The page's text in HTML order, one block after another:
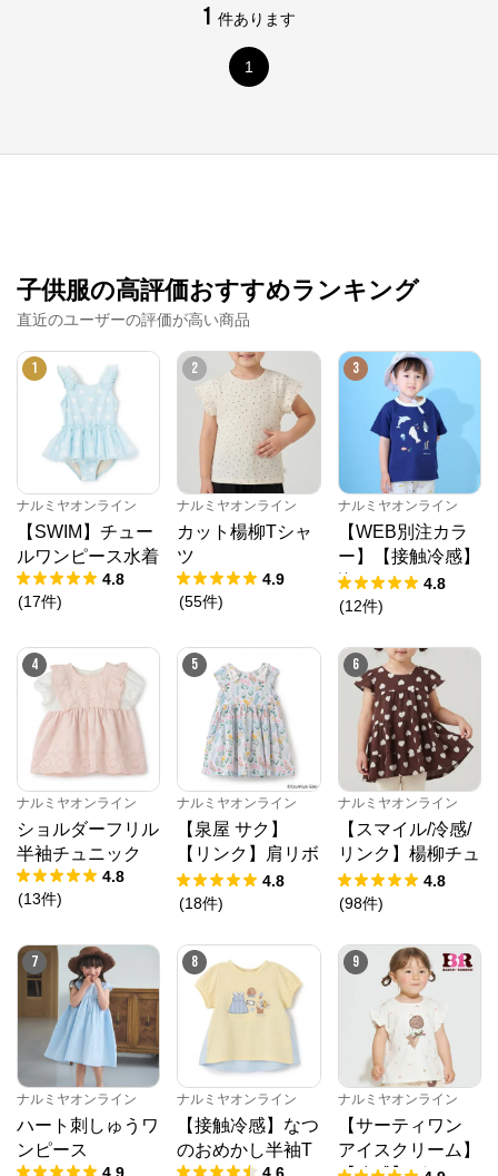
1 件あります
1
子供服の高評価おすすめランキング
直近のユーザーの評価が高い商品
1
ナルミヤオンライン
【SWIM】チュー
ルワンピース水着
4.8
(17件)
2
ナルミヤオンライン
カット楊柳Tシャ
ツ
4.9
(55件)
3
ナルミヤオンライン
【WEB別注カラ
ー】【接触冷感】
海のいきものアッ
プリケ半袖Tシャ
4.8
(12件)
4
ナルミヤオンライン
ショルダーフリル
半袖チュニック
4.8
(13件)
5
ナルミヤオンライン
【泉屋 サク】
【リンク】肩リボ
ンフラワーキャッ
トワンピース
4.8
(18件)
6
ナルミヤオンライン
【スマイル/冷感/
リンク】楊柳チュ
ニック
4.8
(98件)
7
ナルミヤオンライン
ハート刺しゅうワ
ンピース
8
ナルミヤオンライン
【接触冷感】なつ
のおめかし半袖T
9
ナルミヤオンライン
【サーティワン
アイスクリーム】
ナルミヤオンライン